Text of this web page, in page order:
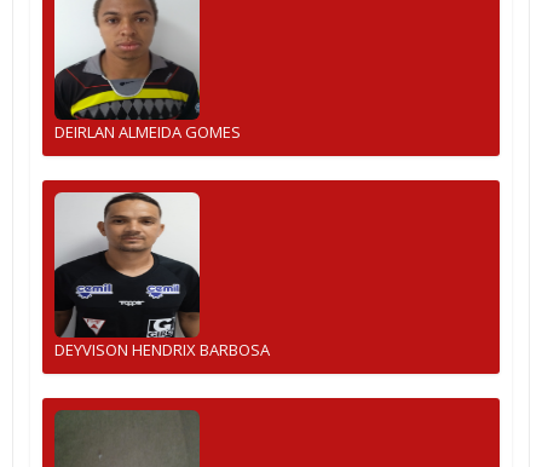
DEIRLAN ALMEIDA GOMES
DEYVISON HENDRIX BARBOSA